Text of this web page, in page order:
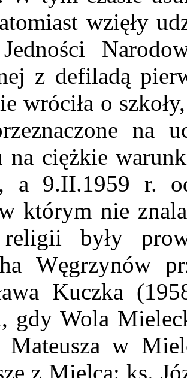
wzięły
z defiladą
wróciła o
na
na ciężkie
a 9.II.1959 r.
którym nie
religii były
Węgrzynów
Kuczka
gdy Wola
w
z Mielca: ks.